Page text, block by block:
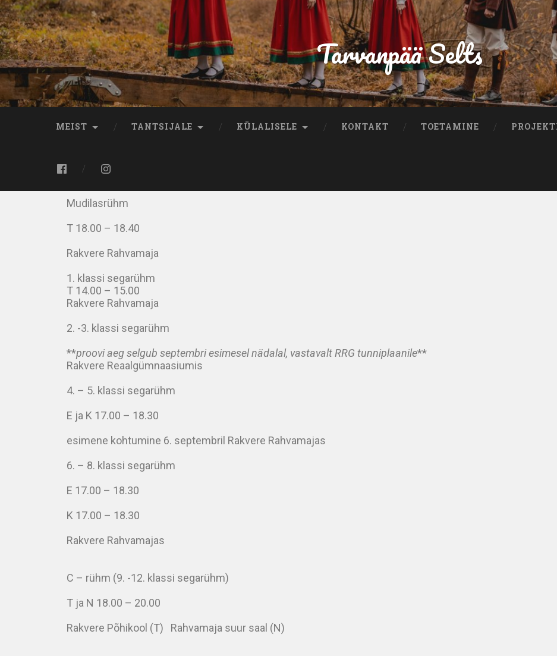
Tarvanpää Selts
MEIST TANTSIJALE KÜLALISELE KONTAKT TOETAMINE
Mudilasrühm
T 18.00 – 18.40
Rakvere Rahvamaja
1. klassi segarühm
T 14.00 – 15.00
Rakvere Rahvamaja
2. -3. klassi segarühm
**proovi aeg selgub septembri esimesel nädalal, vastavalt RRG tunniplaanile**
Rakvere Reaalgümnaasiumis
4. – 5. klassi segarühm
E ja K 17.00 – 18.30
esimene kohtumine 6. septembril Rakvere Rahvamajas
6. – 8. klassi segarühm
E 17.00 – 18.30
K 17.00 – 18.30
Rakvere Rahvamajas
C – rühm (9. -12. klassi segarühm)
T ja N 18.00 – 20.00
Rakvere Põhikool (T) Rahvamaja suur saal (N)